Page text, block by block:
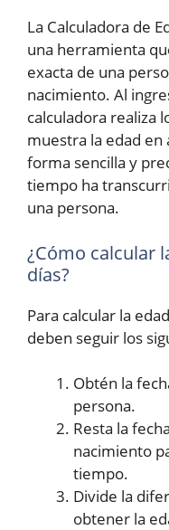
La Calculadora de
una herramienta
exacta de una
nacimiento. Al
calculadora realiza
muestra la edad en
forma sencilla y
tiempo ha
una persona.
¿Cómo calcular
días?
Para calcular la
deben seguir los
Obtén la
persona.
Resta la
nacimiento
tiempo.
Divide la
obtener la